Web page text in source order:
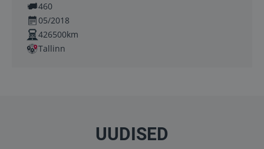
460
05/2018
426500km
Tallinn
UUDISED